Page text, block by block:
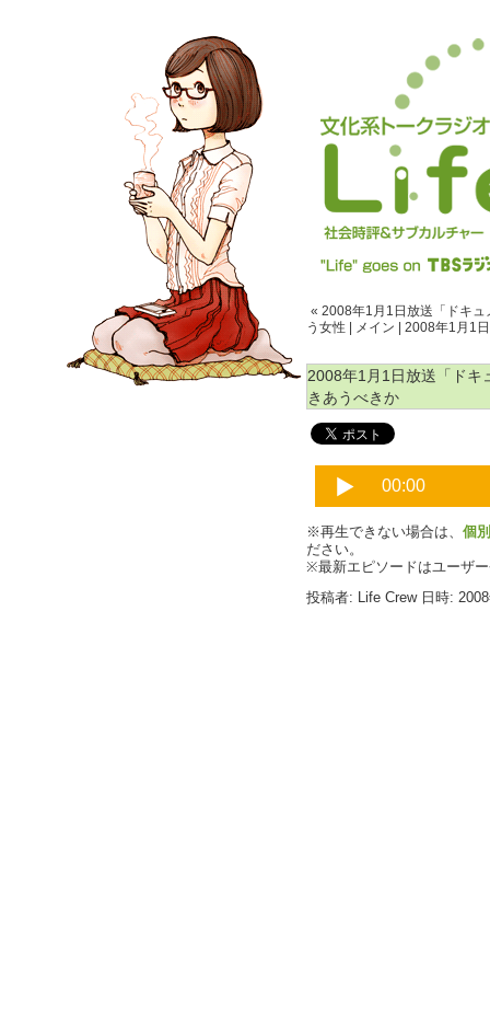
« 2008年1月1日放送「ドキ
う女性
メイン 2008年1月1
2008年1月1日放送「ドキ
きあうべきか
※再生できない場合は、 個
ださい。
※最新エピソードはユーザ
投稿者: Life Crew 日時: